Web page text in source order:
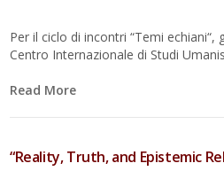
Per il ciclo di incontri “Temi
Centro Internazionale di Studi
Read More
“Reality, Truth, and Epistemic